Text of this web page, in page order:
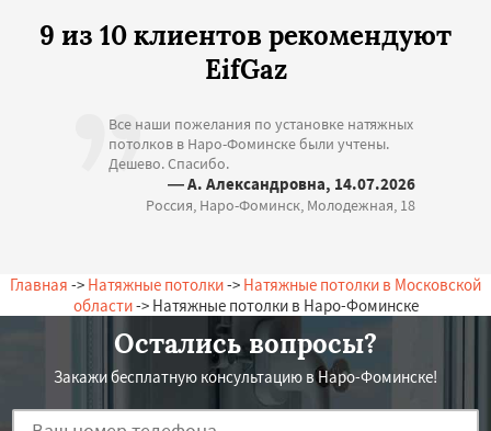
9 из 10 клиентов рекомендуют
EifGaz
Все наши пожелания по установке натяжных
потолков в Наро-Фоминске были учтены.
Дешево. Спасибо.
— А. Александровна, 14.07.2026
Россия, Наро-Фоминск, Молодежная, 18
Главная -> Натяжные потолки-> Натяжные потолки в Московской
области-> Натяжные потолки в Наро-Фоминске
Остались вопросы?
Закажи бесплатную консультацию в Наро-Фоминске!